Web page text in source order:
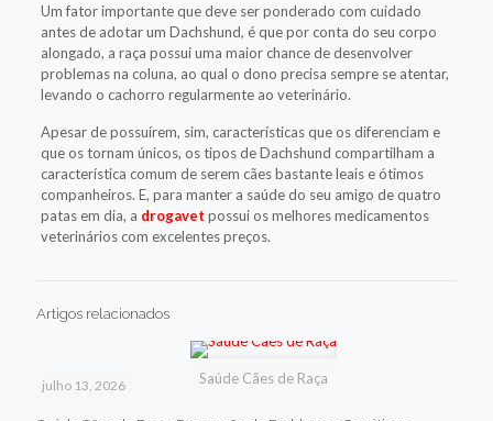
Um fator importante que deve ser ponderado com cuidado
antes de adotar um Dachshund, é que por conta do seu corpo
alongado, a raça possui uma maior chance de desenvolver
problemas na coluna, ao qual o dono precisa sempre se atentar,
levando o cachorro regularmente ao veterinário.
Apesar de possuírem, sim, características que os diferenciam e
que os tornam únicos, os tipos de Dachshund compartilham a
característica comum de serem cães bastante leais e ótimos
companheiros. E, para manter a saúde do seu amigo de quatro
patas em dia, a drogavet possui os melhores medicamentos
veterinários com excelentes preços.
Artigos relacionados
Saúde Cães de Raça
julho 13, 2026